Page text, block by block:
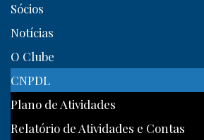
Sócios
Notícias
O Clube
CNPDL
Plano de Atividades
Relatório de Atividades e Contas